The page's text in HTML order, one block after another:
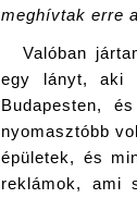
meghívtak erre
Valóban
egy lányt, aki
Budapesten,
nyomasztóbb
épületek, és
reklámok, ami